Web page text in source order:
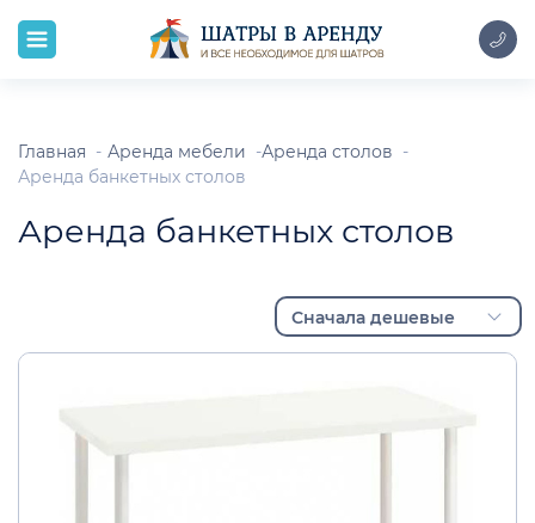
Главная Аренда мебели
Аренда столов
Аренда банкетных столов
Аренда банкетных столов
Сначала дешевые